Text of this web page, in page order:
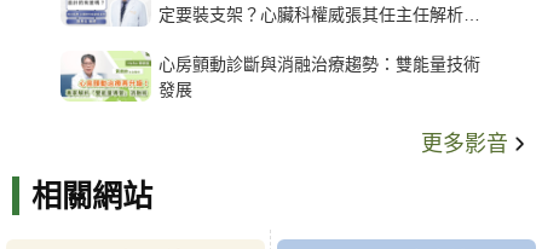
定要裝支架？心臟科權威張其任主任解析支
心房顫動診斷與消融治療趨勢：雙能量技術
發展
更多影音
相關網站